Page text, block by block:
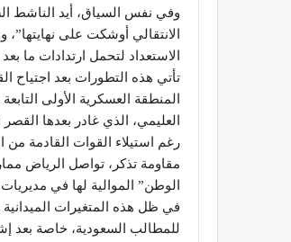
وفي نفس السياق، أيد الناشط
الانتقالي أوشكت على
الاستعداد لتحمل ارتدادات ما
تأتي هذه التطورات بعد اجتياح
المنطقة العسكرية الأولى
العليمي، الذي غادر بعدها
رغم استيلاء القوات القادمة
مقاومة تذكر، تواصل الرياض
الوطن” الموالية لها في
في ظل هذه المتغيرات الميدانية
للمطالب السعودية، خاصة بعد